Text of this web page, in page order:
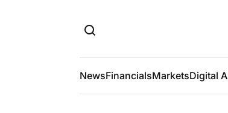
NewsFinancialsMarketsDigital